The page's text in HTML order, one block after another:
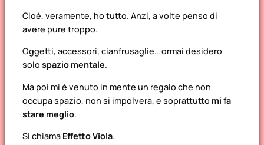
Cioè, veramente, ho tutto. Anzi, a volte penso di
avere pure troppo.
Oggetti, accessori, cianfrusaglie… ormai desidero
solo spazio mentale.
Ma poi mi è venuto in mente un regalo che non
occupa spazio, non si impolvera, e soprattutto mi fa
stare meglio.
Si chiama Effetto Viola.